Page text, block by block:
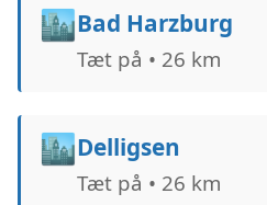
🏙️Bad Harzburg
Tæt på • 26 km
🏙️Delligsen
Tæt på • 26 km